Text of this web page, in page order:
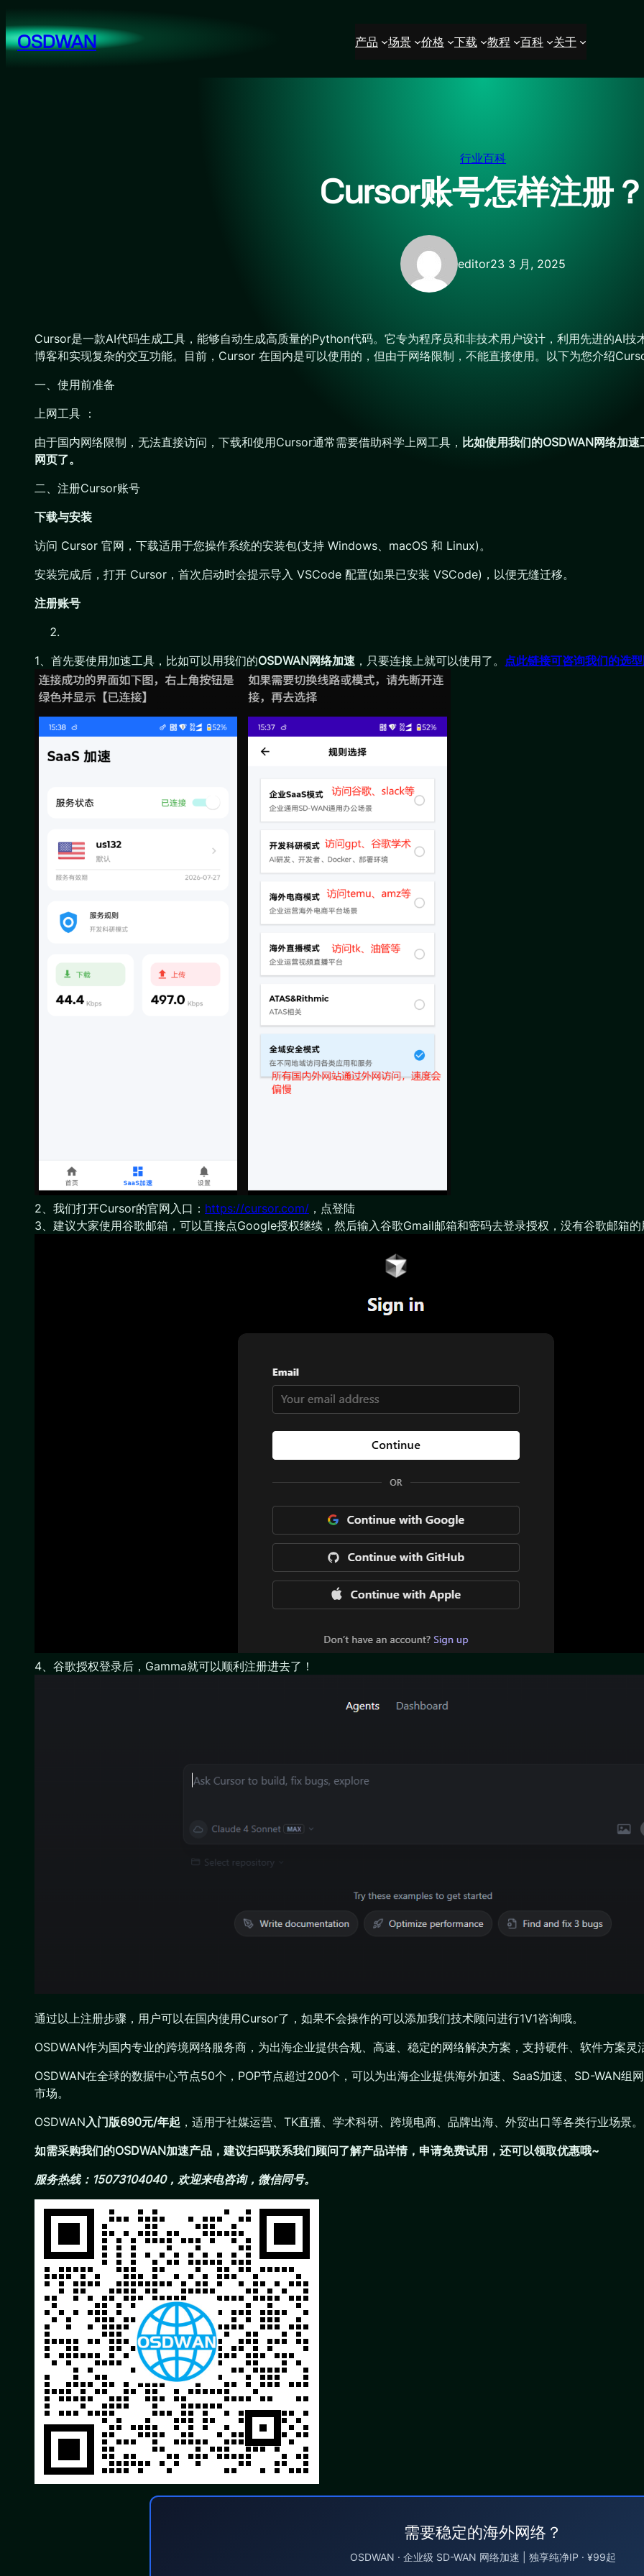
至
内OSDWAN 产品 场景 价格 下载 教程 百科 关于
行业百科
Cursor账号怎样注册？
editor23 3 月, 2025
Cursor是一款AI代码生成工具，能够自动生成高质量的Python代码。它专为程序员和非技术用户设计，利用先进的AI技
博客和实现复杂的交互功能。目前，Cursor 在国内是可以使用的，但由于网络限制，不能直接使用。以下为您介绍
一、使用前准备
上网工具 ：
由于国内网络限制，无法直接访问，下载和使用Cursor通常需要借助科学上网工具， 比如使用我们的OSDWAN网络加
网页了。
二、注册Cursor账号
下载与安装
访问 Cursor 官网，下载适用于您操作系统的安装包(支持 Windows、macOS 和 Linux)。
安装完成后，打开 Cursor，首次启动时会提示导入 VSCode 配置(如果已安装 VSCode)，以便无缝迁移。
注册账号
1、首先要使用加速工具，比如可以用我们的OSDWAN网络加速 ，只要连接上就可以使用了。 点此链接可咨询我们的选
2、我们打开Cursor的官网入口： https://cursor.com/ ，点登陆
3、建议大家使用谷歌邮箱，可以直接点Google授权继续，然后输入谷歌Gmail邮箱和密码去登录授权，没有谷歌邮箱的
4、谷歌授权登录后，Gamma就可以顺利注册进去了！
通过以上注册步骤，用户可以在国内使用Cursor了，如果不会操作的可以添加我们技术顾问进行1V1咨询哦。
OSDWAN作为国内专业的跨境网络服务商，为出海企业提供合规、高速、稳定的网络解决方案，支持硬件、软件方案灵
OSDWAN在全球的数据中心节点50个，POP节点超过200个，可以为出海企业提供海外加速、SaaS加速、SD-WAN组
市场。
OSDWAN入门版690元/年起 ，适用于社媒运营、TK直播、学术科研、跨境电商、品牌出海、外贸出口等各类行业场景。
如需采购我们的OSDWAN加速产品，建议扫码联系我们顾问了解产品详情，申请免费试用，还可以领取优惠哦~
服务热线：15073104040，欢迎来电咨询，微信同号。
需要稳定的海外网络？
OSDWAN · 企业级 SD-WAN 网络加速 | 独享纯净IP · ¥99起